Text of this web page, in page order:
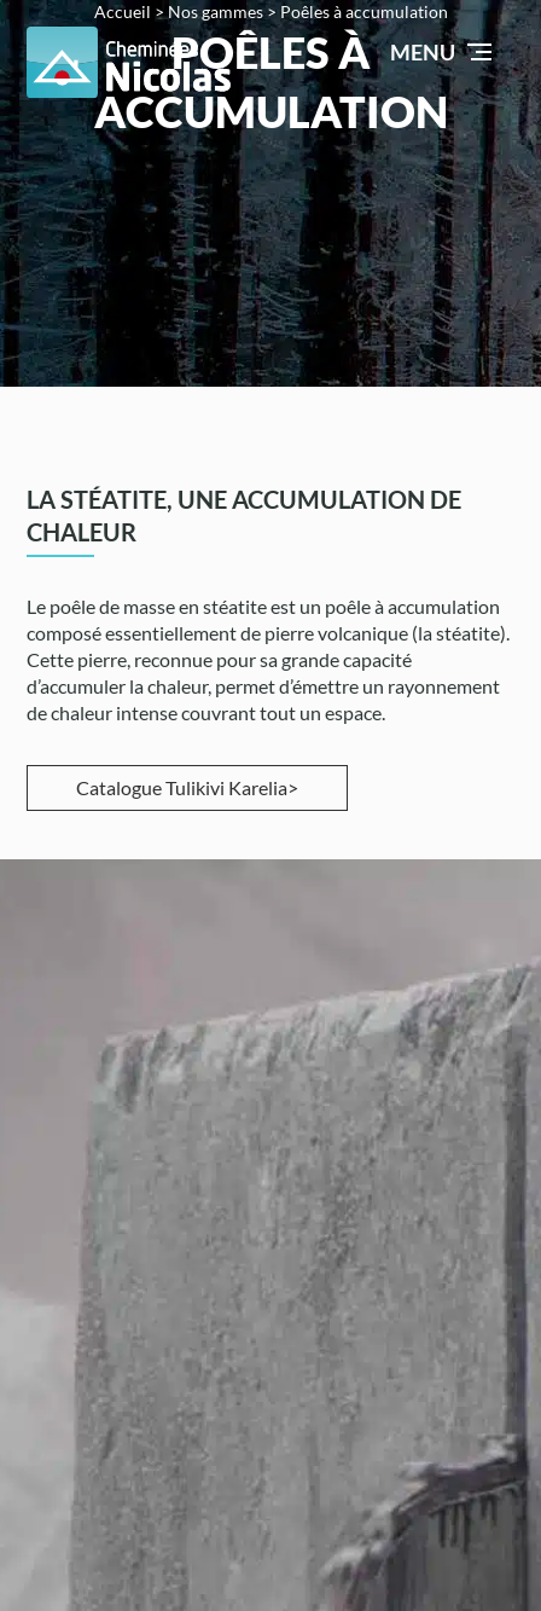
MENU
Accueil > Nos gammes> Poêles à accumulation
POÊLES À
ACCUMULATION
LA STÉATITE, UNE ACCUMULATION DE
CHALEUR
Le poêle de masse en stéatite est un poêle à accumulation
composé essentiellement de pierre volcanique (la stéatite).
Cette pierre, reconnue pour sa grande capacité
d’accumuler la chaleur, permet d’émettre un rayonnement
de chaleur intense couvrant tout un espace.
Catalogue Tulikivi Karelia